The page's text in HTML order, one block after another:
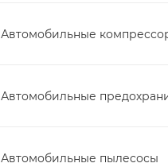
Автомобильные
Автомобильные
Автомобильные пылесосы